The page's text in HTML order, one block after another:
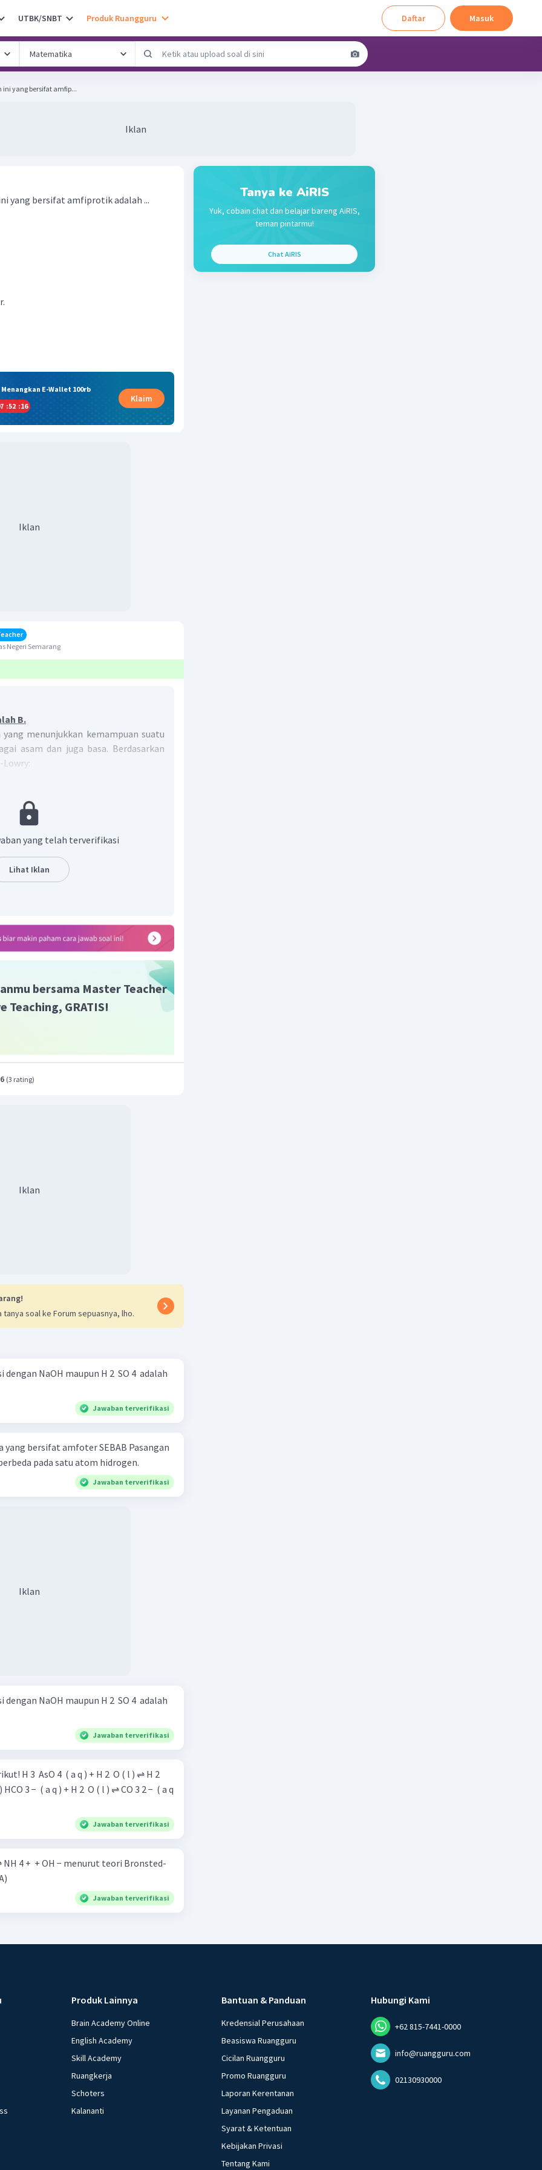
UTBK/SNBT Produk Ruangguru Daftar Masuk
yang bersifat amfip...
Iklan
yang bersifat amfiprotik adalah ...
E-Wallet 100rb
:52 :16
Klaim
Iklan
Negeri Semarang
B.
menunjukkan kemampuan suatu
asam dan juga basa. Berdasarkan
akseptor proton (ion
−
−
4
3−
H PO−
yang telah terverifikasi
Lihat Iklan
bersama Master Teacher
Teaching, GRATIS!
(3 rating)
Iklan
tanya soal ke Forum sepuasnya, lho.
NaOH maupun H 2 ​ SO 4 ​ adalah
Jawaban terverifikasi
amfoter SEBAB Pasangan
pada satu atom hidrogen.
Jawaban terverifikasi
Iklan
NaOH maupun H 2 ​ SO 4 ​ adalah
Jawaban terverifikasi
l ) ⇌ H 2
HCO 3 − ​ ( a q ) + H 2 ​ O ( l ) ⇌ CO 3 2 − ​ ( a q
Jawaban terverifikasi
NH 4 + ​ + OH − menurut teori Bronsted-
Jawaban terverifikasi
Tanya ke AiRIS
Yuk, cobain chat dan belajar bareng AiRIS,
teman pintarmu!
Chat AiRIS
Produk Lainnya
Brain Academy Online
English Academy
Skill Academy
Ruangkerja
Schoters
Kalananti
Bantuan & Panduan
Kredensial Perusahaan
Beasiswa Ruangguru
Cicilan Ruangguru
Promo Ruangguru
Laporan Kerentanan
Layanan Pengaduan
Syarat & Ketentuan
Kebijakan Privasi
Tentang Kami
Hubungi Kami
+62 815-7441-0000
info@ruangguru.com
02130930000